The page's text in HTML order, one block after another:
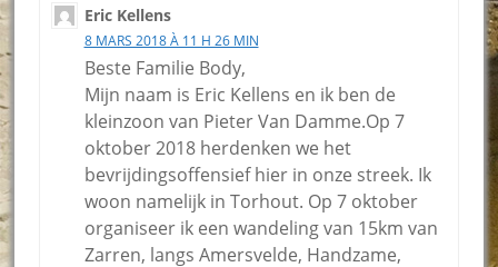
Eric Kellens
8 MARS 2018 À 11 H 26 MIN
Beste Familie Body,
Mijn naam is Eric Kellens en ik ben de
kleinzoon van Pieter Van Damme.Op 7
oktober 2018 herdenken we het
bevrijdingsoffensief hier in onze streek. Ik
woon namelijk in Torhout. Op 7 oktober
organiseer ik een wandeling van 15km van
Zarren, langs Amersvelde, Handzame,